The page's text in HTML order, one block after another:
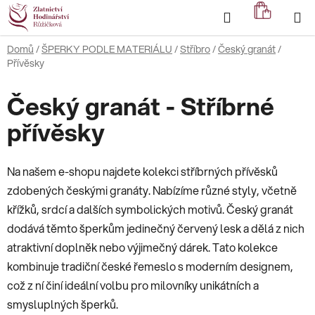
Přejít
na
obsah
Hledat
KOŠÍK
Domů /ŠPERKY PODLE MATERIÁLU /Stříbro/Český granát/
Přívěsky
Český granát - Stříbrné
přívěsky
Na našem e-shopu najdete kolekci stříbrných přívěsků
zdobených českými granáty. Nabízíme různé styly, včetně
křížků, srdcí a dalších symbolických motivů. Český granát
dodává těmto šperkům jedinečný červený lesk a dělá z nich
atraktivní doplněk nebo výjimečný dárek. Tato kolekce
kombinuje tradiční české řemeslo s moderním designem,
což z ní činí ideální volbu pro milovníky unikátních a
smysluplných šperků.